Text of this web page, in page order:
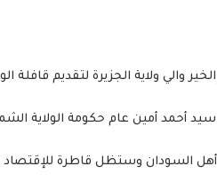
والي ولاية الجزيرة لتقديم قافلة
أحمد أمين عام حكومة الولاية
السودان وستظل قاطرة للإقتصاد